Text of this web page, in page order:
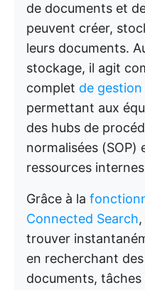
de documents et
peuvent créer,
leurs documents.
stockage, il agit
complet de
permettant aux
des hubs de
normalisées (SOP)
ressources
Grâce à la
Connected Search
trouver
en recherchant
documents,